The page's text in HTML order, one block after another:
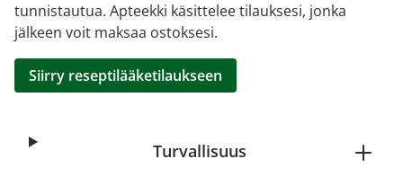
tunnistautua. Apteekki käsittelee tilauksesi, jonka
jälkeen voit maksaa ostoksesi.
Siirry reseptilääketilaukseen
Turvallisuus